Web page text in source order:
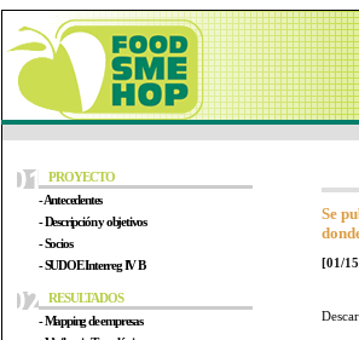
PROYECTO
- Antecedentes
- Descripción y objetivos
- Socios
- SUDOE Interreg IV B
RESULTADOS
- Mapping de empresas
Se
[01/